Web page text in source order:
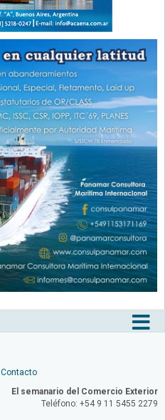
Contacto
El semanario del Comercio Exterior
Teléfono: +54 9 11 5455 2279